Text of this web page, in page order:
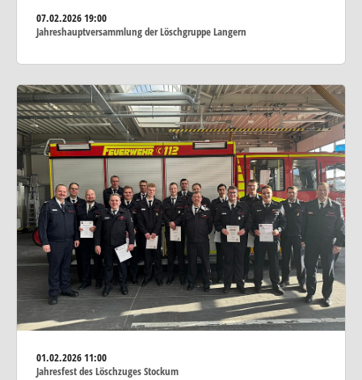
07.02.202619:00
Jahreshauptversammlung der Löschgruppe Langern
01.02.202611:00
Jahresfest des Löschzuges Stockum